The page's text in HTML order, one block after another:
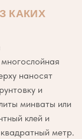
КАКИХ
наносят
и
минваты или
клей и
метр.